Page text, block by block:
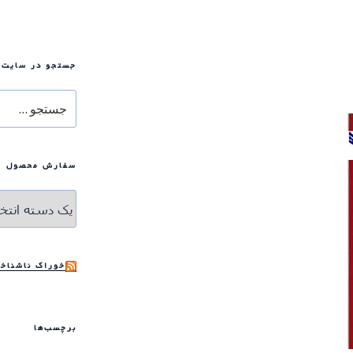
جستجو در سایت
برای
سفارش محصول
خوراک
برچسب‌ها